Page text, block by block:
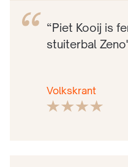
“Piet Kooij is
stuiterbal
Volkskrant